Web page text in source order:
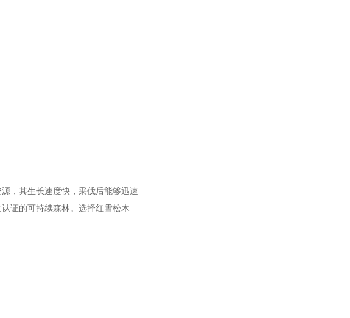
，其生长速度快，采伐后能够迅速
证的可持续森林。选择红雪松木